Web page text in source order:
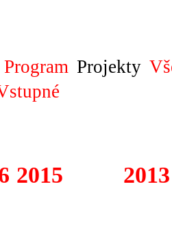
Program Projekty
2015 2013